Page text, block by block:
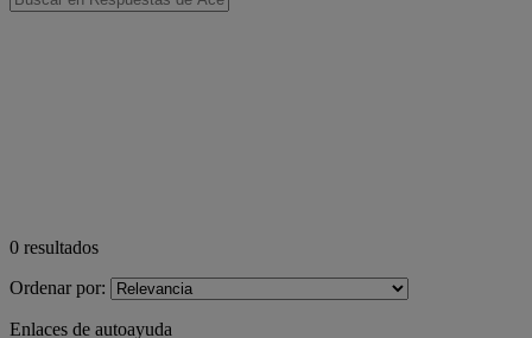
0 resultados
Ordenar por:
Enlaces de autoayuda